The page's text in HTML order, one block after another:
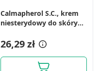
Calmapherol S.C., krem
niesterydowy do skóry
26,29 zł